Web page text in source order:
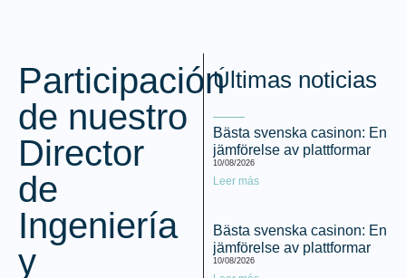
Participación
de nuestro
Director
de
Ingeniería
y
Últimas noticias
Bästa svenska casinon: En
jämförelse av plattformar
10/08/2026
Leer más
Bästa svenska casinon: En
jämförelse av plattformar
10/08/2026